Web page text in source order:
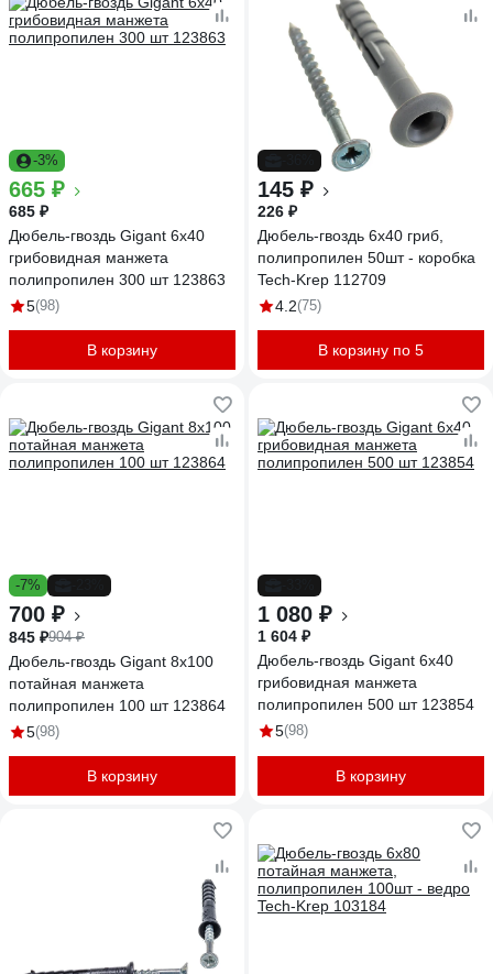
-3%
665 ₽
685 ₽
Дюбель-гвоздь Gigant 6x40
грибовидная манжета
полипропилен 300 шт 123863
5(98)
В корзину
145 ₽
226 ₽
Дюбель-гвоздь 6х40 гриб,
полипропилен 50шт - коробка
Tech-Krep 112709
4.2(75)
В корзину по 5
-7%
700 ₽
845 ₽904 ₽
Дюбель-гвоздь Gigant 8x100
потайная манжета
полипропилен 100 шт 123864
5(98)
В корзину
1 080 ₽
1 604 ₽
Дюбель-гвоздь Gigant 6x40
грибовидная манжета
полипропилен 500 шт 123854
5(98)
В корзину